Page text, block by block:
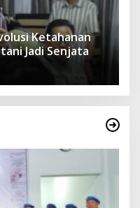
Ketahanan
Jadi Senjata